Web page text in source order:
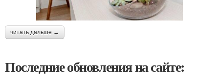
читать дальше →
Последние обновления на сайте: